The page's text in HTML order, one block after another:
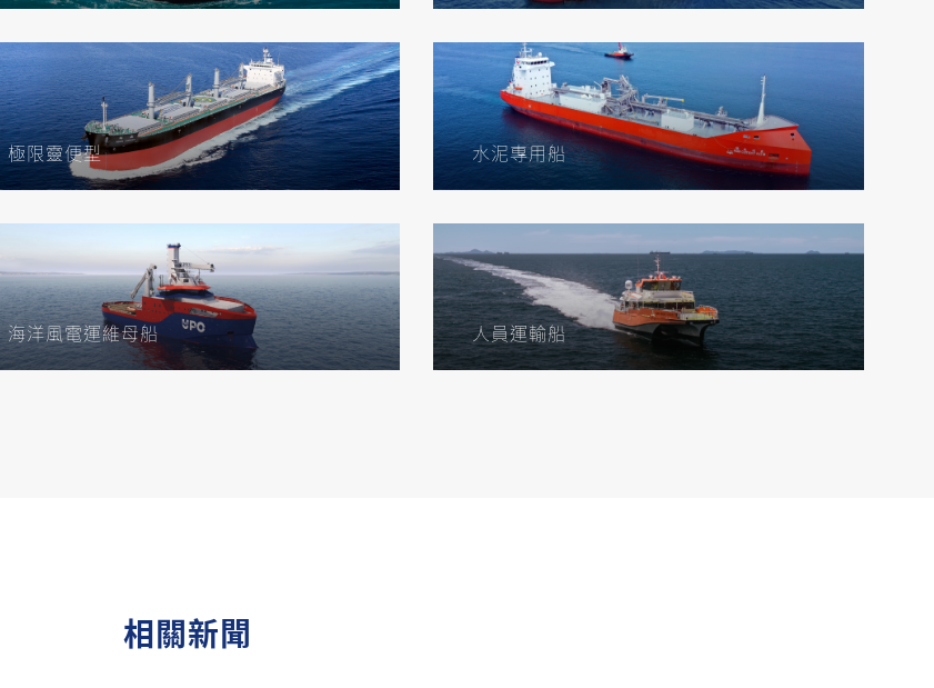
極限靈便型 水泥專用船
海洋風電運維母船 人員運輸船
相關新聞